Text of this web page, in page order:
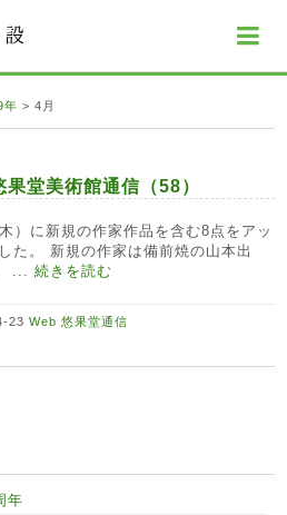
年 >4月
堂美術館通信（58）
）に新規の作家作品を含む8点をアッ
た。 新規の作家は備前焼の山本出
...続きを読む
23 Web 悠果堂通信
年